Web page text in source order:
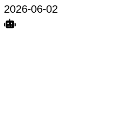
2026-06-02